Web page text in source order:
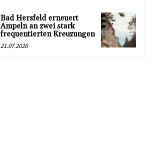
Bad Hersfeld erneuert
Ampeln an zwei stark
frequentierten Kreuzungen
21.07.2026